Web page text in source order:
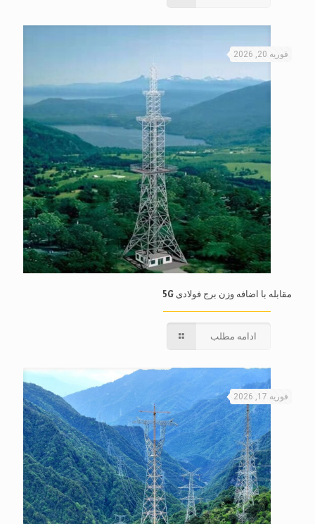
فوریه 20, 2026
مقابله با اضافه وزن برج فولادی 5G
ادامه مطلب
فوریه 17, 2026